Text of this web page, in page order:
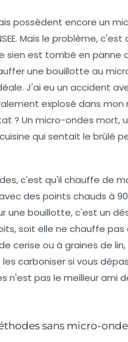
possèdent encore un
Mais le problème,
sien est tombé en panne
une bouillotte au
J'ai eu un accident
explosé dans mon
? Un micro-ondes mort,
qui sentait le brûlé
c'est qu'il chauffe de
des points chauds à
une bouillotte, c'est un
soit elle ne chauffe pas
cerise ou à graines de lin,
carboniser si vous
n'est pas le meilleur ami
sans micro-